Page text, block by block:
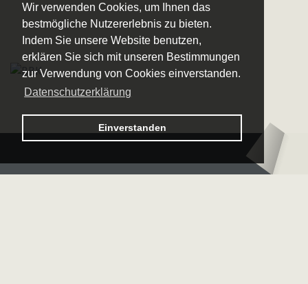
Wir verwenden Cookies, um Ihnen das
bestmögliche Nutzererlebnis zu bieten.
Indem Sie unsere Website benutzen,
erklären Sie sich mit unseren Bestimmungen
zur Verwendung von Cookies einverstanden.
Datenschutzerklärung
Einverstanden
Logo – Sächsische Bläserphilharmonie
Logo – Deutsche